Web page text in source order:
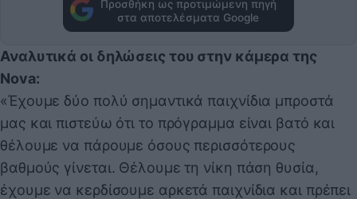
Προσθήκη ως προτιμώμενη πηγή
στα αποτελέσματα Google
Αναλυτικά οι δηλώσεις του στην κάμερα της
Nova:
«Έχουμε δύο πολύ σημαντικά παιχνίδια μπροστά
μας και πιστεύω ότι το πρόγραμμα είναι βατό και
θέλουμε να πάρουμε όσους περισσότερους
βαθμούς γίνεται. Θέλουμε τη νίκη πάση θυσία,
έχουμε να κερδίσουμε αρκετά παιχνίδια και πρέπει